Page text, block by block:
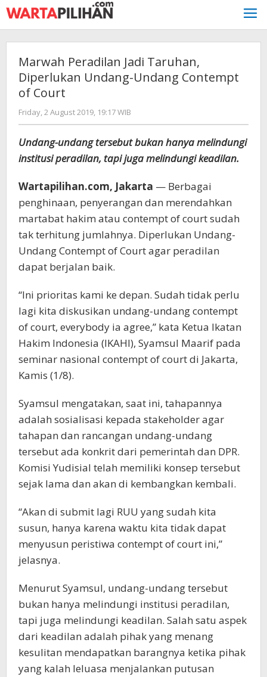
Skip
to
content
Marwah Peradilan Jadi Taruhan,
Diperlukan Undang-Undang Contempt
of Court
Friday, 2 August 2019, 19:17 WIB
Adi
Undang-undang tersebut bukan hanya melindungi
institusi peradilan, tapi juga melindungi keadilan.
Wartapilihan.com, Jakarta — Berbagai
penghinaan, penyerangan dan merendahkan
martabat hakim atau contempt of court sudah
tak terhitung jumlahnya. Diperlukan Undang-
Undang Contempt of Court agar peradilan
dapat berjalan baik.
“Ini prioritas kami ke depan. Sudah tidak perlu
lagi kita diskusikan undang-undang contempt
of court, everybody ia agree,” kata Ketua Ikatan
Hakim Indonesia (IKAHI), Syamsul Maarif pada
seminar nasional contempt of court di Jakarta,
Kamis (1/8).
Syamsul mengatakan, saat ini, tahapannya
adalah sosialisasi kepada stakeholder agar
tahapan dan rancangan undang-undang
tersebut ada konkrit dari pemerintah dan DPR.
Komisi Yudisial telah memiliki konsep tersebut
sejak lama dan akan di kembangkan kembali.
“Akan di submit lagi RUU yang sudah kita
susun, hanya karena waktu kita tidak dapat
menyusun peristiwa contempt of court ini,”
jelasnya.
Menurut Syamsul, undang-undang tersebut
bukan hanya melindungi institusi peradilan,
tapi juga melindungi keadilan. Salah satu aspek
dari keadilan adalah pihak yang menang
kesulitan mendapatkan barangnya ketika pihak
yang kalah leluasa menjalankan putusan